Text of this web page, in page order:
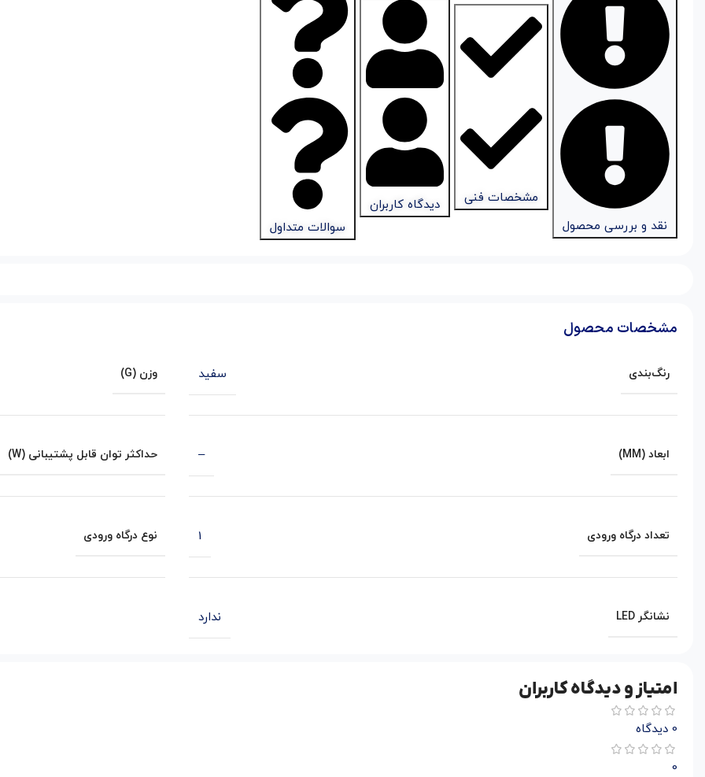
نقد و بررسی محصول
مشخصات فنی
دیدگاه کاربران
سوالات متداول
مشخصات محصول
رنگ‌بندی سفید وزن (G)
ابعاد (MM) – حداکثر توان قابل پشتیبانی (W)
تعداد درگاه ورودی 1 نوع درگاه ورودی
نشانگر LED ندارد
امتیاز و دیدگاه کاربران
0 دیدگاه
0